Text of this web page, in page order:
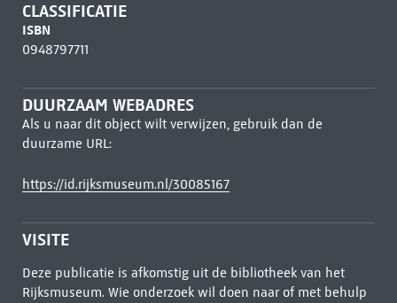
CLASSIFICATIE
ISBN
0948797711
DUURZAAM WEBADRES
Als u naar dit object wilt verwijzen, gebruik dan de
duurzame URL:
https://id.rijksmuseum.nl/30085167
VISITE
Deze publicatie is afkomstig uit de bibliotheek van het
Rijksmuseum. Wie onderzoek wil doen naar of met behulp